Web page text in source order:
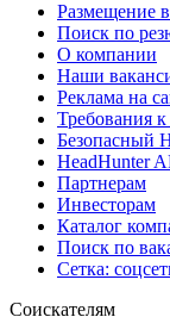
Размещение
Поиск по
О компании
Наши
Реклама на
Требования
Безопасный
HeadHunter
Партнерам
Инвесторам
Каталог
Поиск по
Сетка:
Соискателям